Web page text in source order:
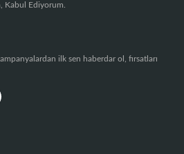
Kabul Ediyorum.
ilk sen haberdar ol, fırsatları